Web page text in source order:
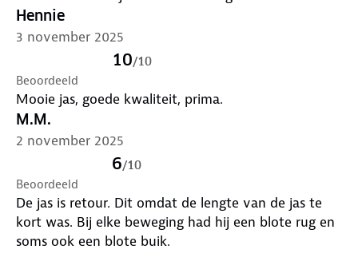
Hennie
3 november 2025
10/10
Beoordeeld
Mooie jas, goede kwaliteit, prima.
M.M.
2 november 2025
6/10
Beoordeeld
De jas is retour. Dit omdat de lengte van de jas te
kort was. Bij elke beweging had hij een blote rug en
soms ook een blote buik.